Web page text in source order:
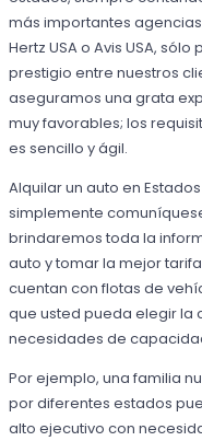
más importantes
Hertz USA o Avis USA,
prestigio entre nuestros
aseguramos una grata
muy favorables; los
es sencillo y ágil.
Alquilar un auto en
simplemente
brindaremos toda la
auto y tomar la mejor
cuentan con flotas de
que usted pueda elegir la
necesidades de
Por ejemplo, una familia
por diferentes estados
alto ejecutivo con